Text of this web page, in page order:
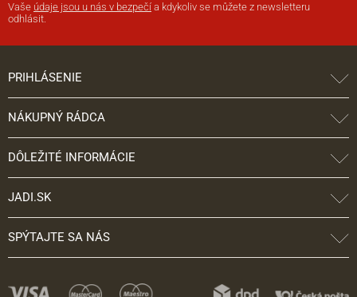
Vaše údaje jsou u nás v bezpečí a kdykoliv se můžete z newsletteru
odhlásit.
PRIHLÁSENIE
NÁKUPNÝ RÁDCA
DÔLEŽITÉ INFORMÁCIE
JADI.SK
SPÝTAJTE SA NÁS